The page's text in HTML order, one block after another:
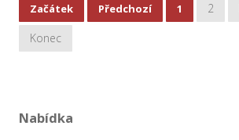
Začátek Předchozí 1 2
Konec
Nabídka